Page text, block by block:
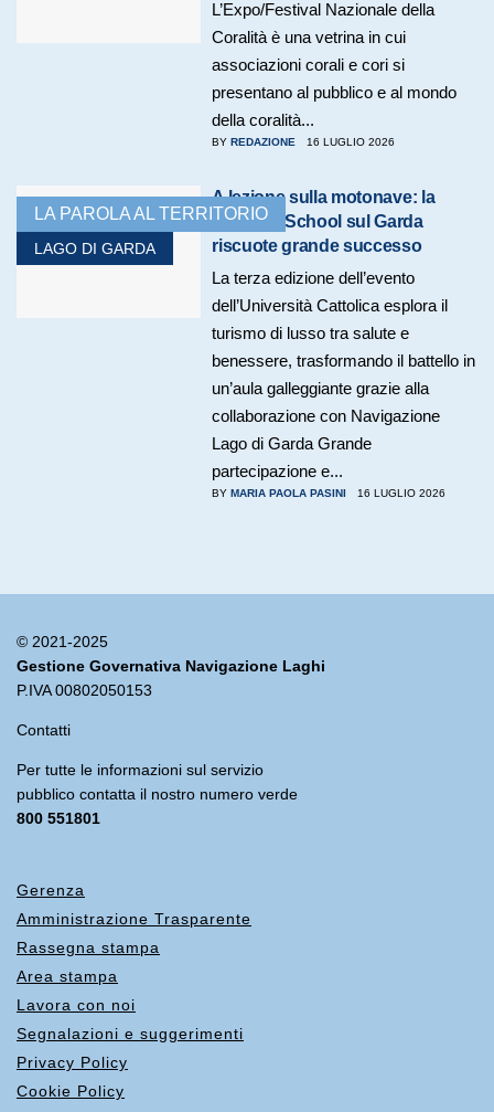
L’Expo/Festival Nazionale della
Coralità è una vetrina in cui
associazioni corali e cori si
presentano al pubblico e al mondo
della coralità...
BY REDAZIONE 16 LUGLIO 2026
LA PAROLA AL TERRITORIO
LAGO DI GARDA
A lezione sulla motonave: la
Summer School sul Garda
riscuote grande successo
La terza edizione dell’evento
dell’Università Cattolica esplora il
turismo di lusso tra salute e
benessere, trasformando il battello in
un’aula galleggiante grazie alla
collaborazione con Navigazione
Lago di Garda Grande
partecipazione e...
BY MARIA PAOLA PASINI 16 LUGLIO 2026
© 2021-2025
Gestione Governativa Navigazione Laghi
P.IVA 00802050153
Contatti
Per tutte le informazioni sul servizio
pubblico contatta il nostro numero verde
800 551801
Gerenza
Amministrazione Trasparente
Rassegna stampa
Area stampa
Lavora con noi
Segnalazioni e suggerimenti
Privacy Policy
Cookie Policy